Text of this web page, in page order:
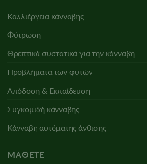
Καλλιέργεια κάνναβης
Φύτρωση
Θρεπτικά συστατικά για την κάνναβη
Προβλήματα των φυτών
Απόδοση & Εκπαίδευση
Συγκομιδή κάνναβης
Κάνναβη αυτόματης άνθισης
ΜΆΘΕΤΕ